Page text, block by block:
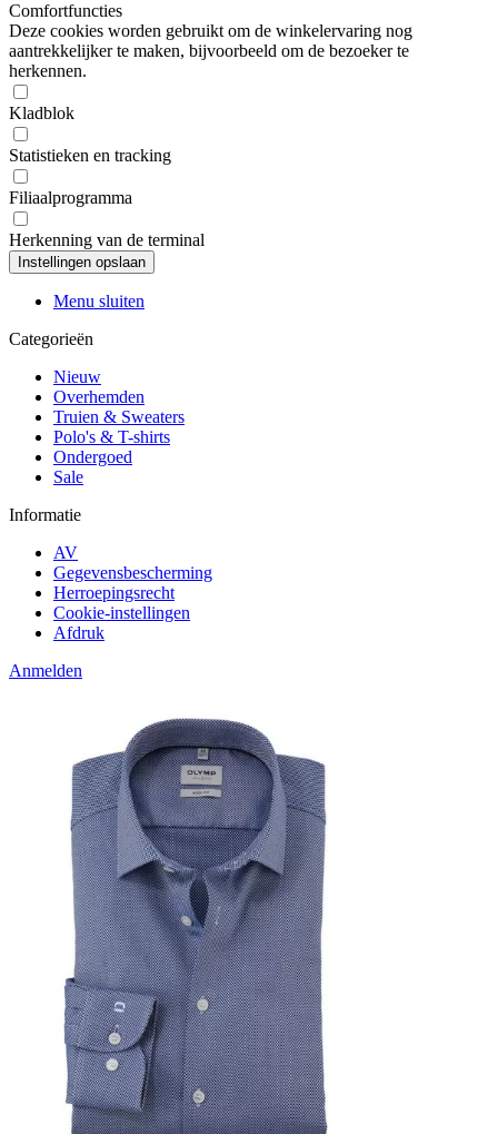
Comfortfuncties
Deze cookies worden gebruikt om de winkelervaring nog
aantrekkelijker te maken, bijvoorbeeld om de bezoeker te
herkennen.
Kladblok
Statistieken en tracking
Filiaalprogramma
Herkenning van de terminal
Menu sluiten
Categorieën
Nieuw
Overhemden
Truien & Sweaters
Polo's & T-shirts
Ondergoed
Sale
Informatie
AV
Gegevensbescherming
Herroepingsrecht
Cookie-instellingen
Afdruk
Anmelden